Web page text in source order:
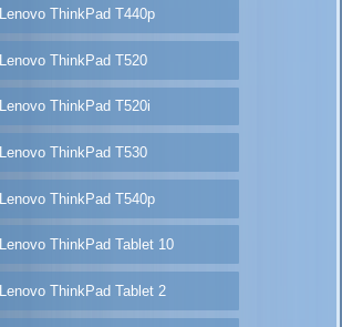
Lenovo ThinkPad T440p
Lenovo ThinkPad T520
Lenovo ThinkPad T520i
Lenovo ThinkPad T530
Lenovo ThinkPad T540p
Lenovo ThinkPad Tablet 10
Lenovo ThinkPad Tablet 2